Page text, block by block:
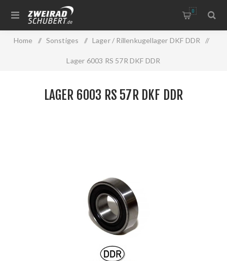
0
Home / Sonstiges / Lager / Rillenkugellager DKF DDR /
Lager 6003 RS 57R DKF DDR
LAGER 6003 RS 57R DKF DDR